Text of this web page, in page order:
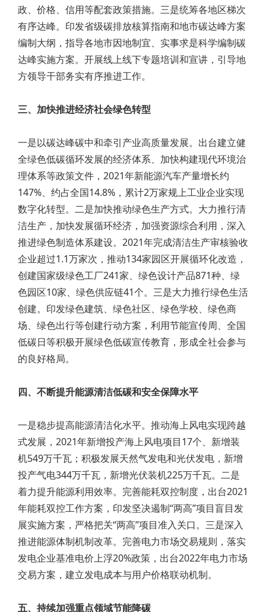
政、价格、信用等配套政策措施。三是统筹各地区梯次
有序达峰。印发省级碳排放核算指南和地市碳达峰方案
编制大纲，指导各地市因地制宜、实事求是科学编制碳
达峰实施方案。开展线上线下专题培训和宣讲，引导地
方领导干部务实有序推进工作。
三、加快推进经济社会绿色转型
一是以碳达峰碳中和牵引产业高质量发展。出台建立健
全绿色低碳循环发展的经济体系、加快构建现代环境治
理体系等政策文件，2021年新能源汽车产量增长约
147%、约占全国14.8%，累计2万家规上工业企业实现
数字化转型。二是加快推动绿色生产方式。大力推行清
洁生产，加快发展循环经济，加强资源综合利用，深入
推进绿色制造体系建设。2021年完成清洁生产审核验收
企业超过1.1万家次，推动134家园区开展循环化改造，
创建国家级绿色工厂241家、绿色设计产品871种、绿
色园区10家、绿色供应链41个。三是大力推行绿色生活
创建。印发绿色建筑、绿色社区、绿色学校、绿色商
场、绿色出行等创建行动方案，利用节能宣传周、全国
低碳日等积极开展绿色低碳宣传教育，形成全社会参与
的良好格局。
四、不断提升能源清洁低碳和安全保障水平
一是稳步提高能源清洁化水平。推动海上风电实现跨越
式发展，2021年新增投产海上风电项目17个、新增装
机549万千瓦；积极发展天然气发电和光伏发电，新增
投产气电344万千瓦，新增光伏装机225万千瓦。二是
着力提升能源利用效率。完善能耗双控制度，出台2021
年能耗双控工作方案，印发坚决遏制“两高”项目盲目发
展实施方案，严格把关“两高”项目准入关口。三是深入
推进能源体制机制改革。完善电力市场交易规则，落实
发电企业基准电价上浮20%政策，出台2022年电力市场
交易方案，建立发电成本与用户价格联动机制。
五、持续加强重点领域节能降碳